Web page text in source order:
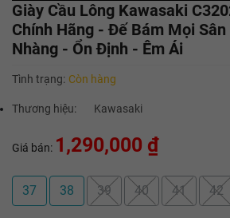
Giày Cầu Lông Kawasaki
Chính Hãng - Đế Bám Mọi
Nhàng - Ổn Định - Êm Ái
Tình trạng: Còn hàng
Thương hiệu: Kawasaki
Giá bán: 1,290,000 ₫
37 38 39 40 41 42